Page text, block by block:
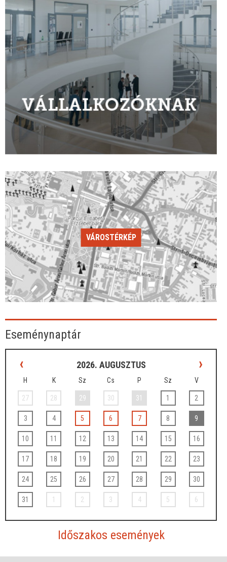
VÁROSTÉRKÉP
Eseménynaptár
‹ 2026. AUGUSZTUS ›
H K Sz Cs P Sz V
27 28 29 30 31 1 2
3 4 5 6 7 8 9
10 11 12 13 14 15 16
17 18 19 20 21 22 23
24 25 26 27 28 29 30
31 1 2 3 4 5 6
Időszakos események